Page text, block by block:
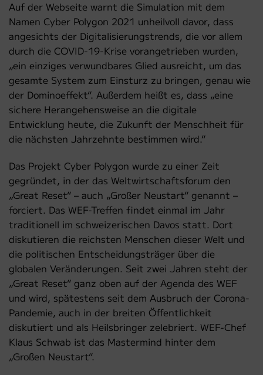
Auf der Webseite warnt die Simulation mit dem
Namen Cyber Polygon 2021 unheilvoll davor, dass
angesichts der Digitalisierungstrends, die vor allem
durch die COVID-19-Krise vorangetrieben wurden,
„ein einziges verwundbares Glied ausreicht, um das
gesamte System zum Einsturz zu bringen, genau wie
der Dominoeffekt“. Außerdem heißt es, dass „eine
sichere Herangehensweise an die digitale
Entwicklung heute, die Zukunft der Menschheit für
die nächsten Jahrzehnte bestimmen wird.“
Das Projekt Cyber Polygon wurde zu einer Zeit
gegründet, in der das Weltwirtschaftsforum den
„Great Reset“ – auch „Großer Neustart“ genannt –
forciert. Das WEF-Treffen findet einmal im Jahr
traditionell im schweizerischen Davos statt. Dort
diskutieren die reichsten Menschen dieser Welt und
die politischen Entscheidungsträger über die
globalen Veränderungen. Seit zwei Jahren steht der
„Great Reset“ ganz oben auf der Agenda des WEF
und wird, spätestens seit dem Ausbruch der Corona-
Pandemie, auch in der breiten Öffentlichkeit
diskutiert und als Heilsbringer zelebriert. WEF-Chef
Klaus Schwab ist das Mastermind hinter dem
„Großen Neustart“.